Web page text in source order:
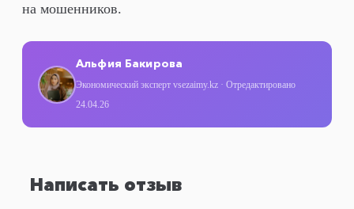
на мошенников.
Альфия Бакирова
Экономический эксперт vsezaimy.kz · Отредактировано
24.04.26
Написать отзыв